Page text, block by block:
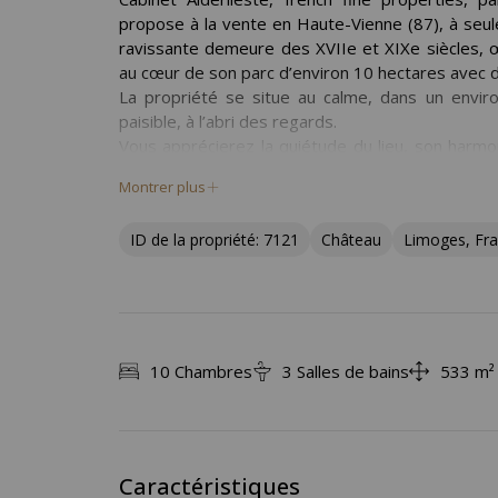
propose à la vente en Haute-Vienne (87), à
ravissante demeure des XVIIe et XIXe siècles,
au cœur de son parc d’environ 10 hectares avec
La propriété se situe au calme, dans un
paisible, à l’abri des regards.
L’accès se fait par une allée sillonnant le
compose d’un corps central flanqué de tours
Le rez-de-chaussée propose de belles
trop loin d’une grande ville, ce bien ne pourra que
Montrer plus
ID de la propriété: 7121 Château Limoges,
10 Chambres 3 Salles de bains 533
Caractéristiques